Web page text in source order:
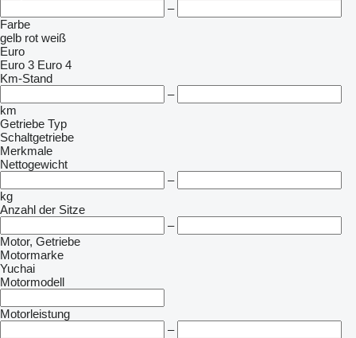
–
Farbe
gelb rot weiß
Euro
Euro 3 Euro 4
Km-Stand
–
km
Getriebe Typ
Schaltgetriebe
Merkmale
Nettogewicht
–
kg
Anzahl der Sitze
–
Motor, Getriebe
Motormarke
Yuchai
Motormodell
Motorleistung
–